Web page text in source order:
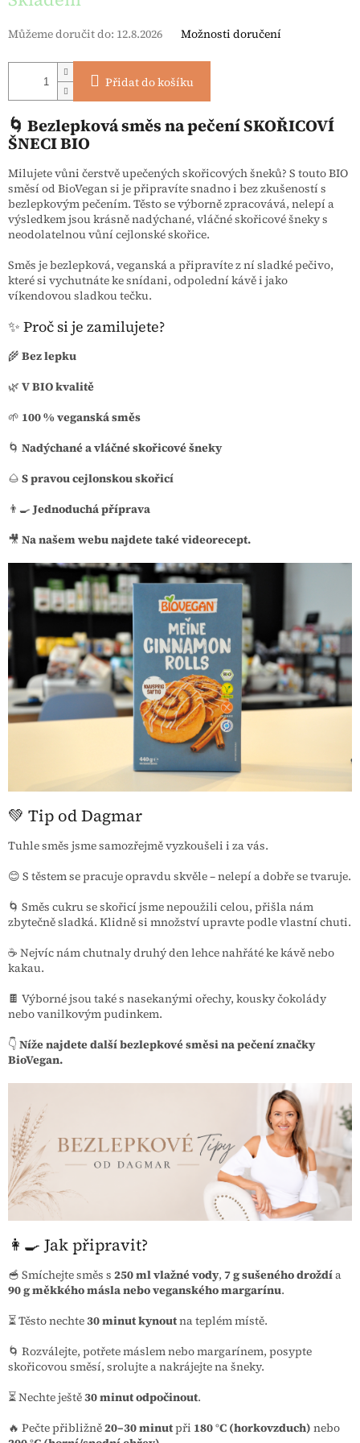
Můžeme doručit do: 12.8.2026 Možnosti doručení
Přidat do košíku
🌀 Bezlepková směs na pečení SKOŘICOVÍ
ŠNECI BIO
Milujete vůni čerstvě upečených skořicových šneků? S touto BIO
směsí od BioVegan si je připravíte snadno i bez zkušeností s
bezlepkovým pečením. Těsto se výborně zpracovává, nelepí a
výsledkem jsou krásně nadýchané, vláčné skořicové šneky s
neodolatelnou vůní cejlonské skořice.
Směs je bezlepková, veganská a připravíte z ní sladké pečivo,
které si vychutnáte ke snídani, odpolední kávě i jako
víkendovou sladkou tečku.
✨ Proč si je zamilujete?
🌾 Bez lepku
🌿 V BIO kvalitě
🌱 100 % veganská směs
🌀 Nadýchané a vláčné skořicové šneky
🌰 S pravou cejlonskou skořicí
👨‍🍳 Jednoduchá příprava
🎥 Na našem webu najdete také videorecept.
💚 Tip od Dagmar
Tuhle směs jsme samozřejmě vyzkoušeli i za vás.
😊 S těstem se pracuje opravdu skvěle – nelepí a dobře se tvaruje.
🌀 Směs cukru se skořicí jsme nepoužili celou, přišla nám
zbytečně sladká. Klidně si množství upravte podle vlastní chuti.
☕ Nejvíc nám chutnaly druhý den lehce nahřáté ke kávě nebo
kakau.
🍫 Výborné jsou také s nasekanými ořechy, kousky čokolády
nebo vanilkovým pudinkem.
👇 Níže najdete další bezlepkové směsi na pečení značky
BioVegan.
👩‍🍳 Jak připravit?
🥣 Smíchejte směs s 250 ml vlažné vody, 7 g sušeného droždía
90 g měkkého másla nebo veganského margarínu.
⏳ Těsto nechte30 minut kynoutna teplém místě.
🌀 Rozválejte, potřete máslem nebo margarínem, posypte
skořicovou směsí, srolujte a nakrájejte na šneky.
⏳ Nechte ještě30 minut odpočinout.
🔥 Pečte přibližně20–30 minutpři 180 °C (horkovzduch) nebo